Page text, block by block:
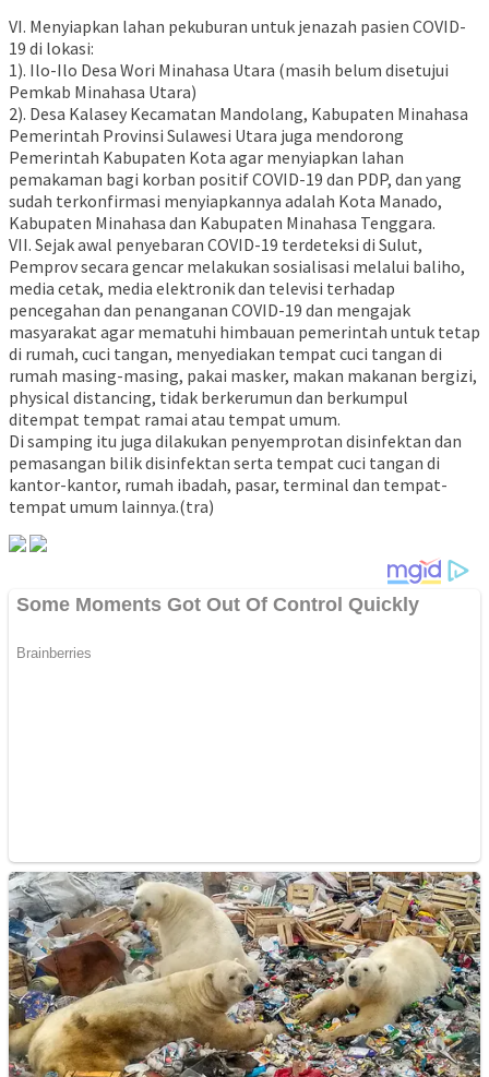
VI. Menyiapkan lahan pekuburan untuk jenazah pasien COVID-
19 di lokasi:
1). Ilo-Ilo Desa Wori Minahasa Utara (masih belum disetujui
Pemkab Minahasa Utara)
2). Desa Kalasey Kecamatan Mandolang, Kabupaten Minahasa
Pemerintah Provinsi Sulawesi Utara juga mendorong
Pemerintah Kabupaten Kota agar menyiapkan lahan
pemakaman bagi korban positif COVID-19 dan PDP, dan yang
sudah terkonfirmasi menyiapkannya adalah Kota Manado,
Kabupaten Minahasa dan Kabupaten Minahasa Tenggara.
VII. Sejak awal penyebaran COVID-19 terdeteksi di Sulut,
Pemprov secara gencar melakukan sosialisasi melalui baliho,
media cetak, media elektronik dan televisi terhadap
pencegahan dan penanganan COVID-19 dan mengajak
masyarakat agar mematuhi himbauan pemerintah untuk tetap
di rumah, cuci tangan, menyediakan tempat cuci tangan di
rumah masing-masing, pakai masker, makan makanan bergizi,
physical distancing, tidak berkerumun dan berkumpul
ditempat tempat ramai atau tempat umum.
Di samping itu juga dilakukan penyemprotan disinfektan dan
pemasangan bilik disinfektan serta tempat cuci tangan di
kantor-kantor, rumah ibadah, pasar, terminal dan tempat-
tempat umum lainnya.(tra)